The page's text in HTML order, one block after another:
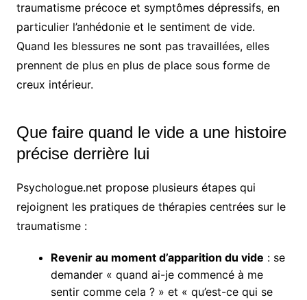
traumatisme précoce et symptômes dépressifs, en
particulier l’anhédonie et le sentiment de vide.
Quand les blessures ne sont pas travaillées, elles
prennent de plus en plus de place sous forme de
creux intérieur.
Que faire quand le vide a une histoire
précise derrière lui
Psychologue.net propose plusieurs étapes qui
rejoignent les pratiques de thérapies centrées sur le
traumatisme :
Revenir au moment d’apparition du vide : se
demander « quand ai-je commencé à me
sentir comme cela ? » et « qu’est-ce qui se